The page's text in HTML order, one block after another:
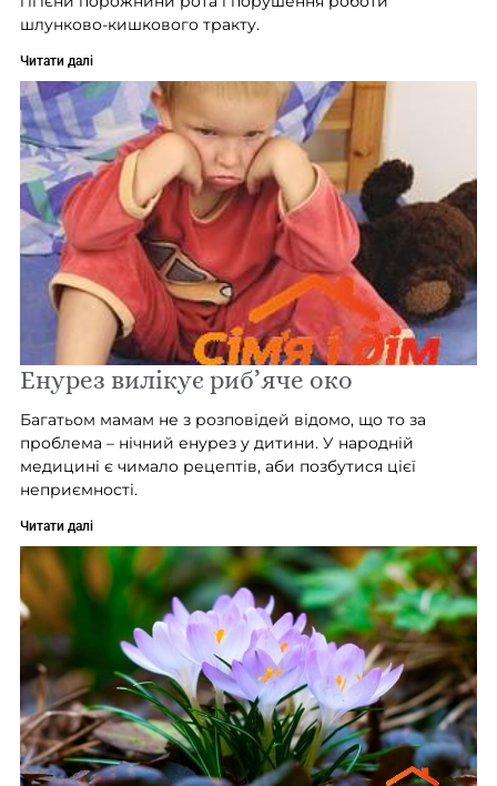
шлунково-кишкового тракту.
Читати далі
Енурез вилікує риб’яче око
Багатьом мамам не з розповідей відомо, що то за
проблема – нічний енурез у дитини. У народній
медицині є чимало рецептів, аби позбутися цієї
неприємності.
Читати далі